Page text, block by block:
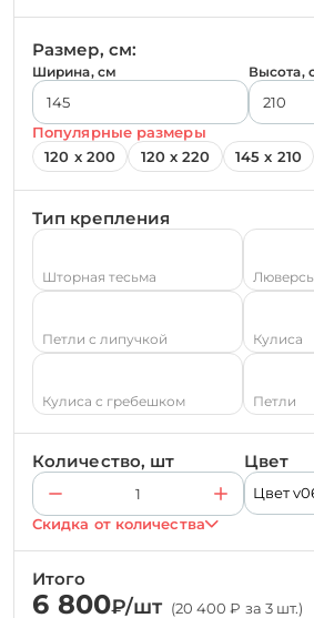
Размер, см:
Ширина, см Высота,
Популярные размеры
120 х 200
120 х 220 145 х 210
Тип крепления
Шторная тесьма
Петли с липучкой Кулиса
Кулиса с гребешком Петли
Количество, шт Цвет
Цвет
Скидка от количества
Итого
6 800₽/шт (20 400 ₽ за 3 шт.)